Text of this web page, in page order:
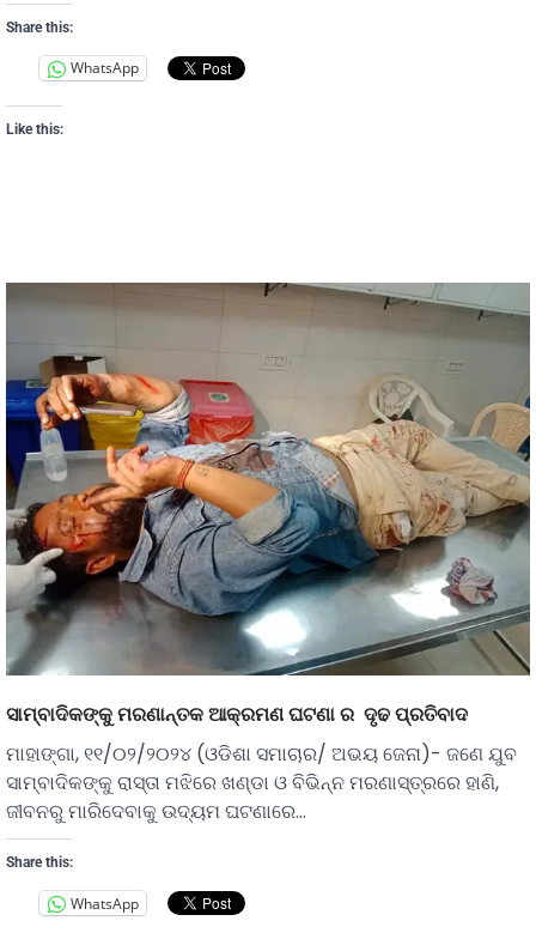
Share this:
WhatsApp
Like this:
ସାମ୍ବାଦିକଙ୍କୁ ମରଣାନ୍ତକ ଆକ୍ରମଣ ଘଟଣା ର ଦୃଢ ପ୍ରତିବାଦ
ମାହାଙ୍ଗା, ୧୧/୦୨/୨୦୨୪ (ଓଡିଶା ସମାଚାର/ ଅଭୟ ଜେନା)- ଜଣେ ଯୁବ
ସାମ୍ବାଦିକଙ୍କୁ ରାସ୍ତା ମଝିରେ ଖଣ୍ଡା ଓ ବିଭିନ୍ନ ମରଣାସ୍ତ୍ରରେ ହାଣି,
ଜୀବନରୁ ମାରିଦେବାକୁ ଉଦ୍ୟମ ଘଟଣାରେ…
Share this:
WhatsApp